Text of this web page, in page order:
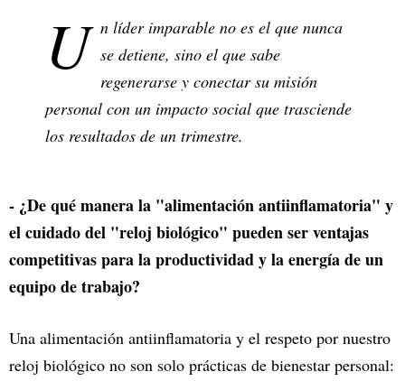
U n líder imparable no es el que nunca
se detiene, sino el que sabe
regenerarse y conectar su misión
personal con un impacto social que trasciende
los resultados de un trimestre.
- ¿De qué manera la "alimentación antiinflamatoria" y
el cuidado del "reloj biológico" pueden ser ventajas
competitivas para la productividad y la energía de un
equipo de trabajo?
Una alimentación antiinflamatoria y el respeto por nuestro
reloj biológico no son solo prácticas de bienestar personal: